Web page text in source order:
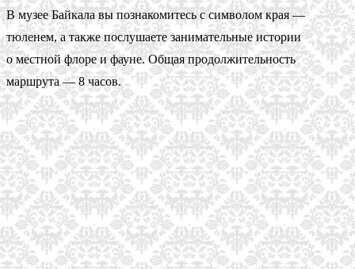
В музее Байкала вы познакомитесь с символом края —
тюленем, а также послушаете занимательные истории
о местной флоре и фауне. Общая продолжительность
маршрута — 8 часов.